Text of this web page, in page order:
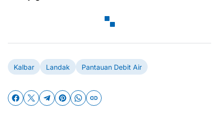
Kalbar Landak Pantauan Debit Air